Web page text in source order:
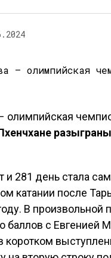
и 281 день стала
катании после
В произвольной
баллов с Евгенией
коротком